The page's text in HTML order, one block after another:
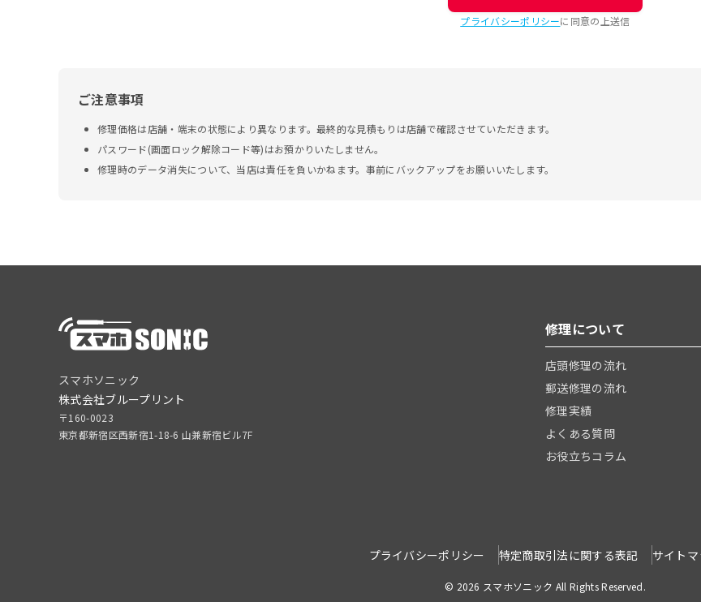
プライバシーポリシーに同意の上送信
ご注意事項
修理価格は店舗・端末の状態により異なります。最終的な見積もりは店舗で確認させていただきます。
パスワード(画面ロック解除コード等)はお預かりいたしません。
修理時のデータ消失について、当店は責任を負いかねます。事前にバックアップをお願いいたします。
スマホソニック
株式会社ブループリント
〒160-0023
東京都新宿区西新宿1-18-6 山兼新宿ビル7F
修理について
店頭修理の流れ
郵送修理の流れ
修理実績
よくある質問
お役立ちコラム
プライバシーポリシー 特定商取引法に関する表記 サイト
© 2026 スマホソニック All Rights Reserved.